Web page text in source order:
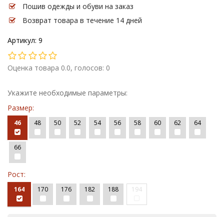
Пошив одежды и обуви на заказ
Возврат товара в течение 14 дней
Артикул: 9
Оценка товара 0.0, голосов: 0
Укажите необходимые параметры:
Размер:
46 48 50 52 54 56 58 60 62 64
66
Рост:
164 170 176 182 188 194